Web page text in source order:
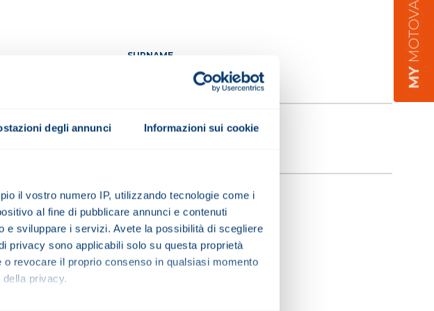
degli annunci Informazioni sui cookie
il vostro numero IP, utilizzando tecnologie come i
al fine di pubblicare annunci e contenuti
e sviluppare i servizi. Avete la possibilità di scegliere
privacy sono applicabili solo su questa proprietà
revocare il proprio consenso in qualsiasi momento
privacy.
SURNAME
EMAIL